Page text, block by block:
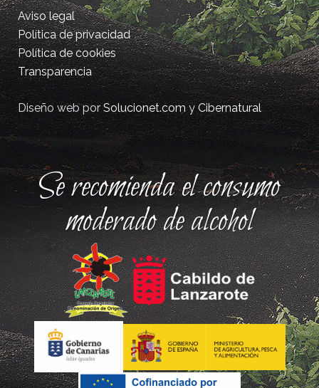
Aviso legal
Política de privacidad
Política de cookies
Transparencia
Diseño web porSolucionet.comyCibernatural
Se recomienda el consumo
moderado de alcohol